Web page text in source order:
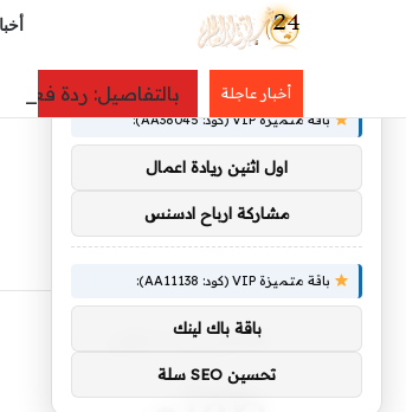
أخبار عاجلة بالتفاصيل: ردة فعل
الرئيسية
باقة متميزة VIP (كود: AA38045):
اول اثنين ريادة اعمال
مشاركة ارباح ادسنس
باقة متميزة VIP (كود: AA11138):
باقة باك لينك
تحسين SEO سلة